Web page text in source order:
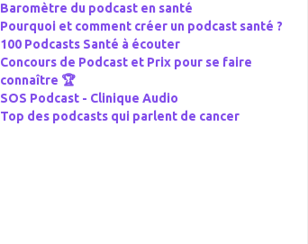
Baromètre du podcast en santé
Pourquoi et comment créer un podcast santé ?
100 Podcasts Santé à écouter
Concours de Podcast et Prix pour se faire
connaître 🏆
SOS Podcast - Clinique Audio
Top des podcasts qui parlent de cancer